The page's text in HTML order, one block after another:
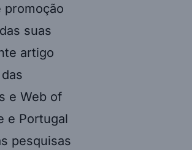
promoção
suas
artigo
e Web of
e Portugal
pesquisas